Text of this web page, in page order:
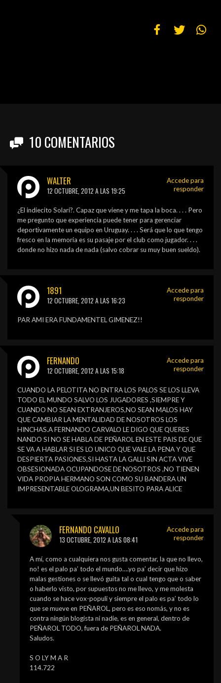
10 COMENTARIOS
WALTER
12 OCTUBRE, 2012 A LAS 19:25
¿El indiecito Solari?. Capaz que viene y me tapa la boca. . . . Pero
me pregunto que experiencia puede tener para gerenciar
deportivamente un equipo en Uruguay. . . . Será que lo que tengo
fresco en la memoria es su pasaje por el club como jugador. . . .
donde no hizo nada de nada (salvo cobrar su muy buen sueldo).
Accede para
responder
1891
12 OCTUBRE, 2012 A LAS 16:23
PAR AMI ERA FUNDAMENTEL GIMENEZ!!
Accede para
responder
FERNANDO
12 OCTUBRE, 2012 A LAS 15:18
CUANDO LA PELOTITA NO ENTRA LOS PALOS SE LOS LLEVA
TODO EL MUNDO SALVO LOS JUGADORES ,SIEMPRE Y
CUANDO NO SEAN EXTRANJEROS,NO SEAN MALOS HAY
QUE CAMBIAR LA MENTALIDAD DE NOSOTROS LOS
HINCHAS.A FERNANDO CARVALO LE DIGO QUE QUERES
NANDO SI NO SE HABLA DE PEÑAROL EN ESTE PAIS DE QUE
SE VA A HABLAR SI ES LO UNICO QUE VALE LA PENA Y QUE
DESPIERTA PASIONES,SI HASTA LA GALLI SIN ACTA VIVE
OBSESIONADA OCUPANDOSE DE NOSOTROS ,NO TIENEN
VIDA PROPIA HERMANO SON COMO SU BANDERA UN
IMPRESENTABLE OLOGRAMA,UN BESITO PARA ALICE
Accede para
responder
FERNANDO CAVALLO
13 OCTUBRE, 2012 A LAS 08:41
A mí, como a cualquiera nos gusta comentar, la que no llevo,
no! es el palo pa’ todo el mundo….yo pa’ decir que hizo
malas gestiones o se llevó guita tal o cual tengo que o saber
o haberlo visto, por supuestos no me llevo, y me molesta
cuando se hace vox-populi y siempre el palo es pa’ todo lo
que se mueve en PEÑAROL, pero es eso nomás, y no es
contra ningún blogista ni nadie, es en general, dentro de
PEÑAROL TODO, fuera de PEÑAROL NADA.
Saludos.
S O LY M A R
114.722
Accede para
responder